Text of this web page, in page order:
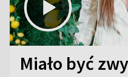
Miało być